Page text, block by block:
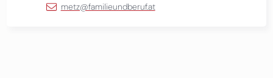
metz@familieundberuf.at